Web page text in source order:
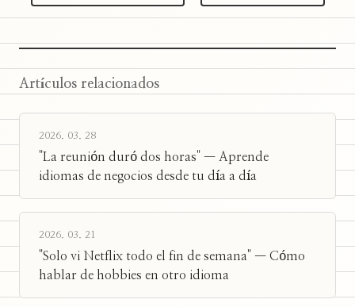
Artículos relacionados
2026. 03. 28
"La reunión duró dos horas" — Aprende
idiomas de negocios desde tu día a día
2026. 03. 21
"Solo vi Netflix todo el fin de semana" — Cómo
hablar de hobbies en otro idioma